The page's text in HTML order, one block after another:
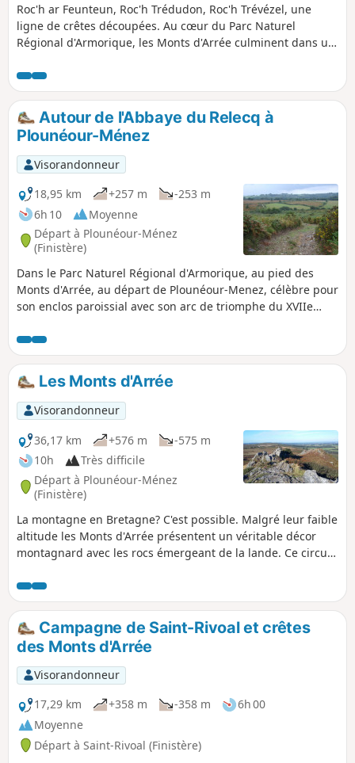
Roc'h ar Feunteun, Roc'h Trédudon, Roc'h Trévézel, une
ligne de crêtes découpées. Au cœur du Parc Naturel
Régional d'Armorique, les Monts d'Arrée culminent dans un
paysages, se dégage une impression surprenante,
empreinte à la fois d'irréel, de mystère mais aussi
d’authenticité, que nous connaissons bien en Bretagne
intérieure.
Autour de l'Abbaye du Relecq à
Plounéour-Ménez
Visorandonneur
18,95 km
+257 m
-253 m
6h 10
Moyenne
Départ à Plounéour-Ménez
(Finistère)
Dans le Parc Naturel Régional d'Armorique, au pied des
Monts d'Arrée, au départ de Plounéour-Menez, célèbre pour
son enclos paroissial avec son arc de triomphe du XVIIe
hameaux pittoresques, au Relecq connu pour sa belle
abbaye fondée en 1132. Vous pourrez y voir une grande
église romane, les vestiges d'un cloître, un étang et
d'anciens jardins entourés de douves. Le parcours se
poursuit sur les crêtes.
Les Monts d'Arrée
Visorandonneur
36,17 km
+576 m
-575 m
10h
Très difficile
Départ à Plounéour-Ménez
(Finistère)
La montagne en Bretagne? C'est possible. Malgré leur faible
altitude les Monts d'Arrée présentent un véritable décor
montagnard avec les rocs émergeant de la lande. Ce circuit
bruyères, ajoncs et crêtes rocheuses proches de ceux de
l'Irlande ou du Pays de Galles. Attention : Depuis les
incendies de l'été 2022, un arrêté municipal interdit le
passage par la tourbière avant le point (10). Boucle
actuellement impossible.
Campagne de Saint-Rivoal et crêtes
des Monts d'Arrée
Visorandonneur
17,29 km
+358 m -358 m
6h 00
Moyenne
Départ à Saint-Rivoal (Finistère)